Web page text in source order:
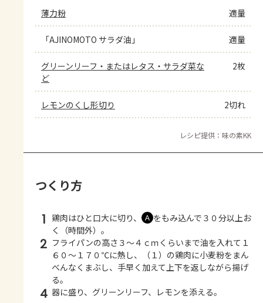
薄力粉 適量
「AJINOMOTO サラダ油」 適量
グリーンリーフ・またはレタス・サラダ菜な
ど
2枚
レモンのくし形切り 2切れ
レシピ提供：味の素KK
つくり方
1 鶏肉はひと口大に切り、 Ａ をもみ込んで３０分以上お
く（時間外）。
2 フライパンの高さ３～４ｃｍくらいまで油を入れて１
６０～１７０℃に熱し、（１）の鶏肉に小麦粉をまん
べんなくまぶし、手早く加えて上下を返しながら揚げ
る。
4 器に盛り、グリーンリーフ、レモンを添える。